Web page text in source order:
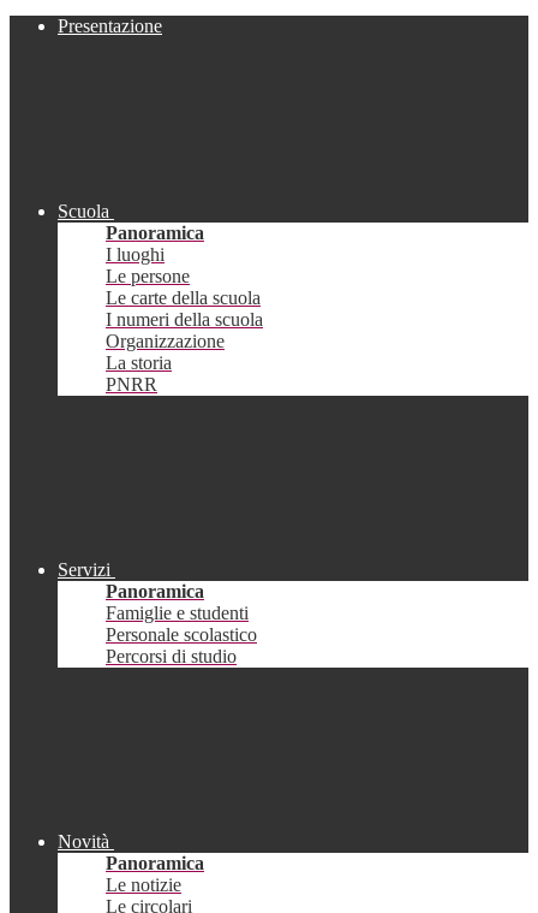
Presentazione
Scuola
Panoramica
I luoghi
Le persone
Le carte della scuola
I numeri della scuola
Organizzazione
La storia
PNRR
Servizi
Panoramica
Famiglie e studenti
Personale scolastico
Percorsi di studio
Novità
Panoramica
Le notizie
Le circolari